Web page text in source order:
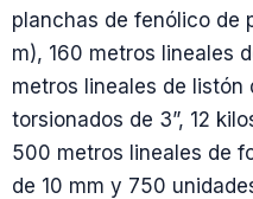
planchas de fenólico de
m), 160 metros lineales
metros lineales de listón
torsionados de 3”, 12
500 metros lineales de
de 10 mm y 750